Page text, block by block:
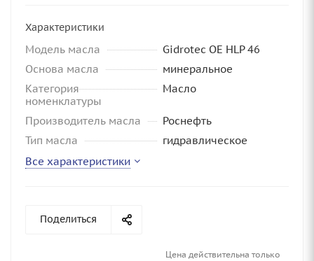
Характеристики
Модель масла
Gidrotec OE HLP 46
Основа масла
минеральное
Категория
номенклатуры
Масло
Производитель масла
Роснефть
Тип масла
гидравлическое
Все характеристики
Поделиться
Цена действительна только